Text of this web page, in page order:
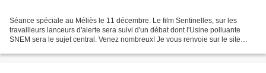
Séance spéciale au Méliès le 11 décembre. Le film Sentinelles, sur les
travailleurs lanceurs d'alerte sera suivi d'un débat dont l'Usine polluante
SNEM sera le sujet central. Venez nombreux! Je vous renvoie sur le site